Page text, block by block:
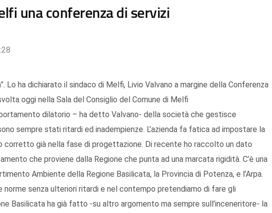
una conferenza di servizi
Lo ha dichiarato il sindaco di Melfi, Livio Valvano a margine della Conferenza
oggi nella Sala del Consiglio del Comune di Melfi
dilatorio – ha detto Valvano- della società che gestisce
sempre stati ritardi ed inadempienze. L’azienda fa fatica ad impostare la
corretto già nella fase di progettazione. Di recente ho raccolto un dato
che proviene dalla Regione che punta ad una marcata rigidità. C’è una
Ambiente della Regione Basilicata, la Provincia di Potenza, e l’Arpa.
norme senza ulteriori ritardi e nel contempo pretendiamo di fare gli
Basilicata ha già fatto -su altro argomento ma sempre sull’inceneritore- la